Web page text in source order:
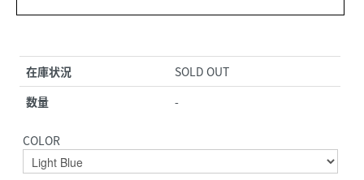
在庫状況
SOLD OUT
数量
-
COLOR